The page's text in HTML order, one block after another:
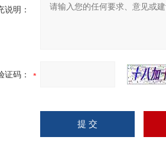
说明：
证码：